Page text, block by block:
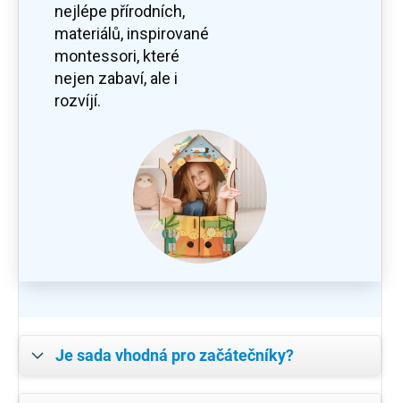
nejlépe přírodních,
materiálů, inspirované
montessori, které
nejen zabaví, ale i
rozvíjí.
Je sada vhodná pro začátečníky?